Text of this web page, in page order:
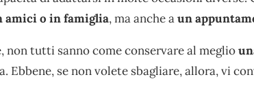
amicio in famiglia, ma anche aun
non tutti sanno come conservare al meglio
Ebbene, se non volete sbagliare, allora, vi